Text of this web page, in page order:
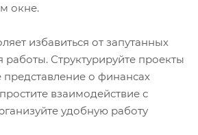
окне.
избавиться от запутанных
работы. Структурируйте проекты
представление о финансах
взаимодействие с
удобную работу